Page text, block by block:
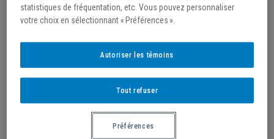
TOUT OU RIEN.
statistiques de fréquentation, etc. Vous pouvez personnaliser
votre choix en sélectionnant « Préférences ».
Tout refuser
Autoriser les témoins
Préférences